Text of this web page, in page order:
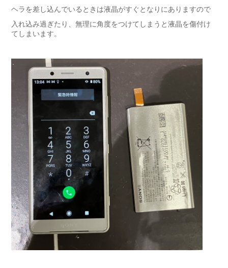
ヘラを差し込んでいるときは液晶がすぐとなりにありますので
入れ込み過ぎたり、無理に角度をつけてしまうと液晶を傷付け
てしまいます。